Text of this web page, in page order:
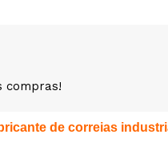
BX
compras!
de correias